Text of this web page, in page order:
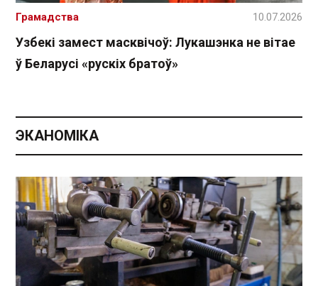
Узбекі замест масквічоў: Лукашэнка не вітае
ў Беларусі «рускіх братоў»
Грамадства 10.07.2026
ЭКАНОМІКА